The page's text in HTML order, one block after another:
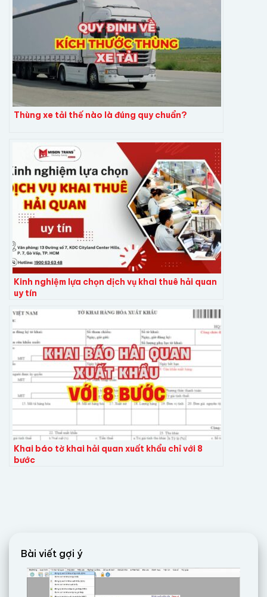
Thùng xe tải thế nào là đúng quy chuẩn?
Kinh nghiệm lựa chọn dịch vụ khai thuê hải quan
uy tín
Khai báo tờ khai hải quan xuất khẩu chỉ với 8
bước
Bài viết gợi ý